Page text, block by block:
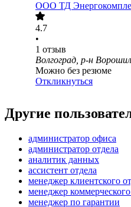
ООО ТД
4.7
•
1 отзыв
Волгоград, р-н
Можно без резюме
Откликнуться
Другие
администратор офиса
администратор отдела
аналитик данных
ассистент отдела
менеджер клиентского
менеджер коммерческого
менеджер по гарантии